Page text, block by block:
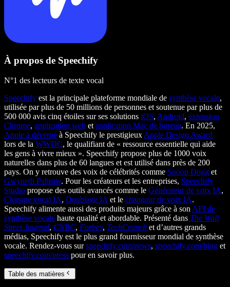
À propos de Speechify
N°1 des lecteurs de texte vocal
Speechify est la principale plateforme mondiale de synthèse vocale,
utilisée par plus de 50 millions de personnes et soutenue par plus de
500 000 avis cinq étoiles sur ses solutions iOS, Android, extension
Chrome, application web et application Mac de bureau. En 2025,
Apple a décerné à Speechify le prestigieux Apple Design Award
lors de la WWDC, le qualifiant de « ressource essentielle qui aide
les gens à vivre mieux ». Speechify propose plus de 1000 voix
naturelles dans plus de 60 langues et est utilisé dans près de 200
pays. On y retrouve des voix de célébrités comme Snoop Dogg et
Gwyneth Paltrow. Pour les créateurs et les entreprises, Speechify
Studio propose des outils avancés comme le Générateur de voix IA,
Clonage vocal IA, Doublage IA et le changeur de voix IA.
Speechify alimente aussi des produits majeurs grâce à son API de
synthèse vocale haute qualité et abordable. Présenté dans The Wall
Street Journal, CNBC, Forbes, TechCrunch et d’autres grands
médias, Speechify est le plus grand fournisseur mondial de synthèse
vocale. Rendez-vous surspeechify.com/news, speechify.com/blog et
speechify.com/press pour en savoir plus.
Table des matières